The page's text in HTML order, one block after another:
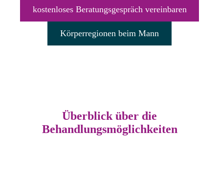
kostenloses Beratungsgespräch vereinbaren
Körperregionen beim Mann
Überblick über die
Behandlungsmöglichkeiten